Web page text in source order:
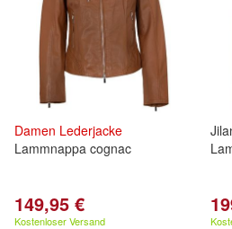
Damen Lederjacke
Lammnappa cognac
149,95 €
Kostenloser Versand